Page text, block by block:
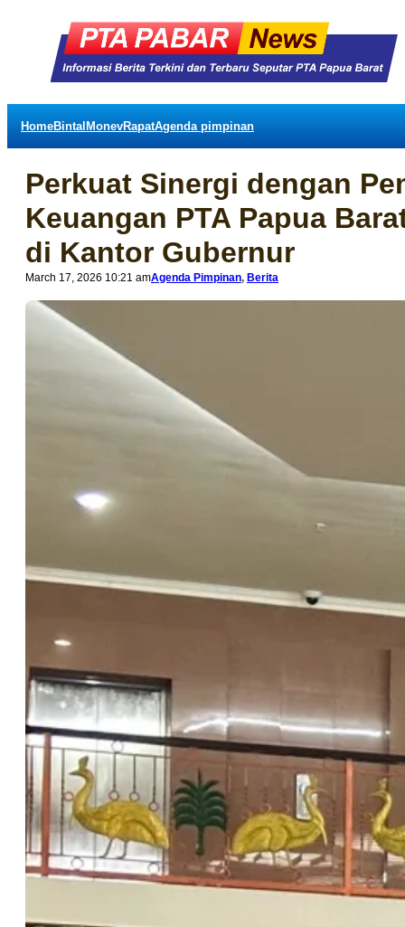
HomeBintal MonevRapatAgenda pimpinan
Perkuat Sinergi dengan
Keuangan PTA Papua
di Kantor Gubernur
March 17, 2026 10:21 amAgenda Pimpinan, Berita